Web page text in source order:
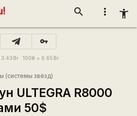
more_vert accessibility_new
search
vpn_key
3.43 Br 100₴ = 6.65 Br
(системы звёзд)
ULTEGRA R8000
50$